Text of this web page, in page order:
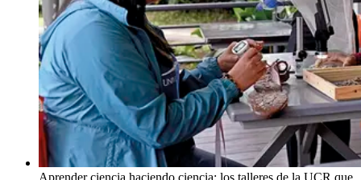
Aprender ciencia haciendo ciencia: los talleres de la UCR que